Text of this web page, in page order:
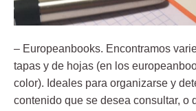
– Europeanbooks. Encontramos
tapas y de hojas (en los
color). Ideales para organizarse y
contenido que se desea consultar, o